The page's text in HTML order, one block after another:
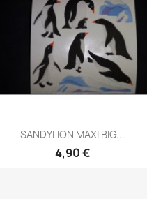
SANDYLION MAXI BIG...
4,90 €